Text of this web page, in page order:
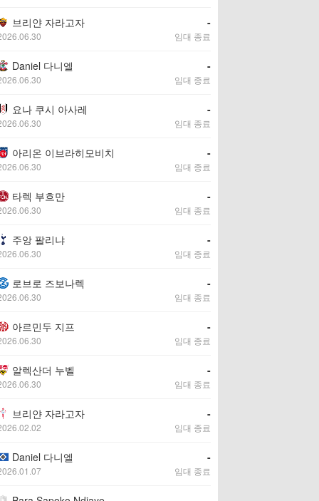
브리얀 자라고자 -
임대 종료
Daniel 다니엘 -
임대 종료
요나 쿠시 아사레 -
임대 종료
아리온 이브라히모비치 -
임대 종료
타렉 부흐만 -
임대 종료
주앙 팔리냐 -
임대 종료
로브로 즈보나렉 -
임대 종료
아르민두 지프 -
임대 종료
알렉산더 누벨 -
임대 종료
브리얀 자라고자 -
임대 종료
Daniel 다니엘 -
임대 종료